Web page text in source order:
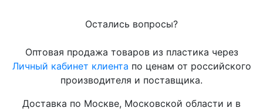
Остались вопросы?
Оптовая продажа товаров из пластика через
Личный кабинет клиента по ценам от российского
производителя и поставщика.
Доставка по Москве, Московской области и в